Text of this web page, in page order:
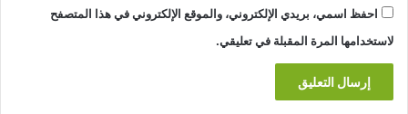
احفظ اسمي، بريدي الإلكتروني، والموقع الإلكتروني في هذا المتصفح
لاستخدامها المرة المقبلة في تعليقي.